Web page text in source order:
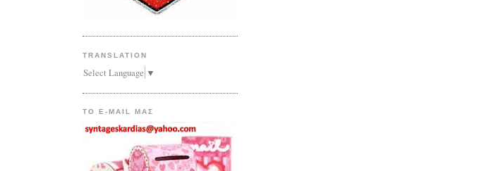
TRANSLATION
Select Language ▼
TO E-MAIL ΜΑΣ